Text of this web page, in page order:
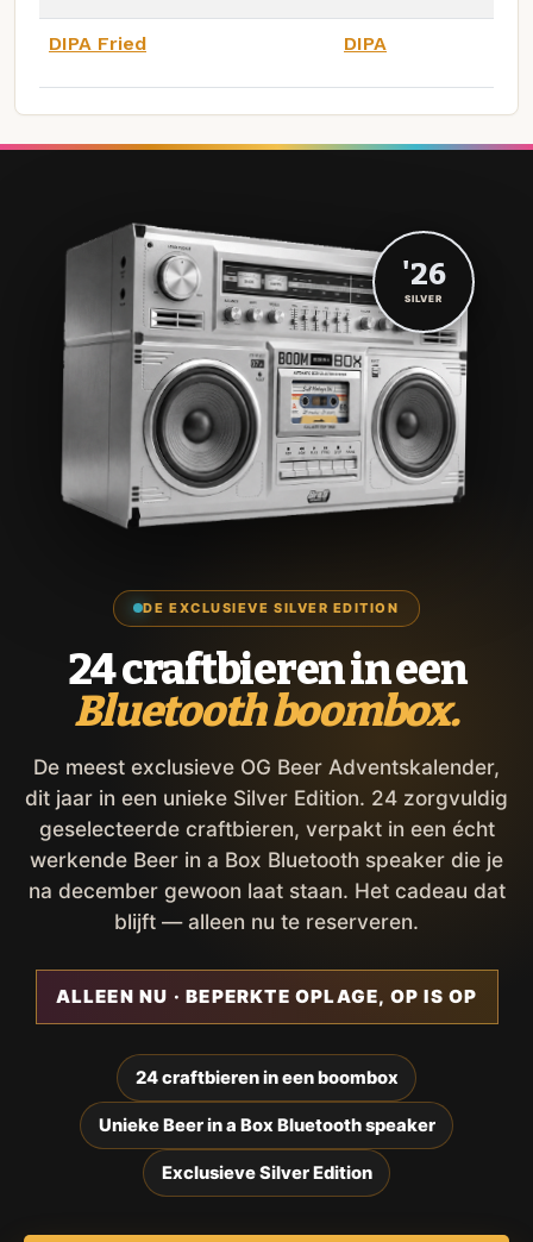
DIPA Fried DIPA
DE EXCLUSIEVE SILVER EDITION
24 craftbieren in een
Bluetooth boombox.
De meest exclusieve OG Beer Adventskalender,
dit jaar in een unieke Silver Edition. 24 zorgvuldig
geselecteerde craftbieren, verpakt in een écht
werkende Beer in a Box Bluetooth speaker die je
na december gewoon laat staan. Het cadeau dat
blijft — alleen nu te reserveren.
ALLEEN NU · BEPERKTE OPLAGE, OP IS OP
24 craftbieren in een boombox
Unieke Beer in a Box Bluetooth speaker
Exclusieve Silver Edition
'26
SILVER